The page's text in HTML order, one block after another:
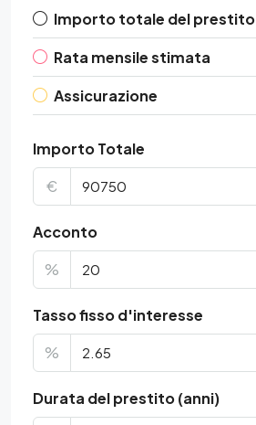
Importo totale del prestito
Rata mensile stimata
Assicurazione
Importo Totale
€
Acconto
%
Tasso fisso d'interesse
%
Durata del prestito (anni)